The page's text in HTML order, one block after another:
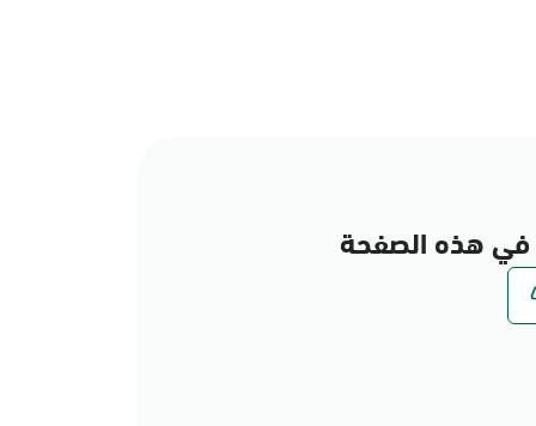
هذه الصفحة